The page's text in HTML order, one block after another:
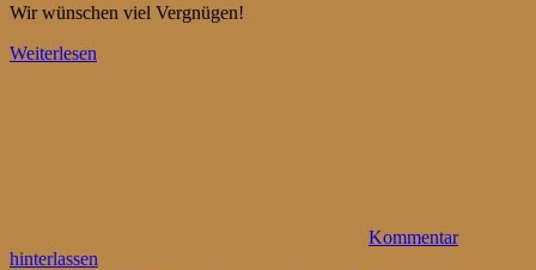
Wir wünschen viel Vergnügen!
Weiterlesen
Kommentar
hinterlassen